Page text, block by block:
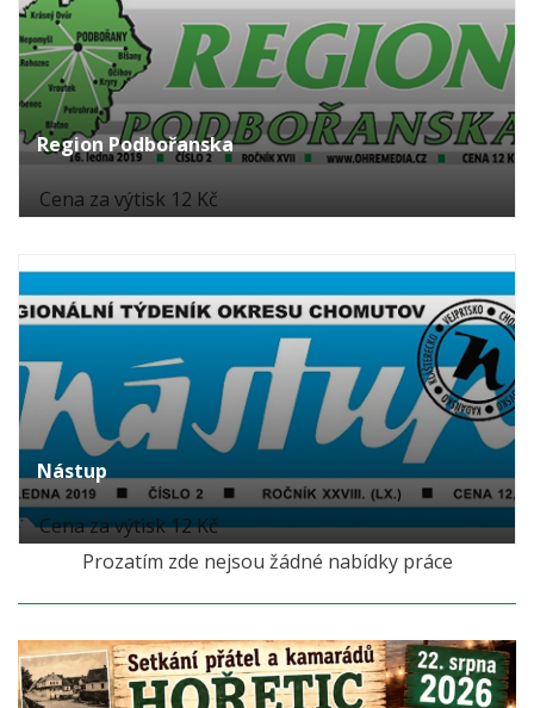
Region Podbořanska
Cena za výtisk 12 Kč
Nástup
Cena za výtisk 12 Kč
Prozatím zde nejsou žádné nabídky práce